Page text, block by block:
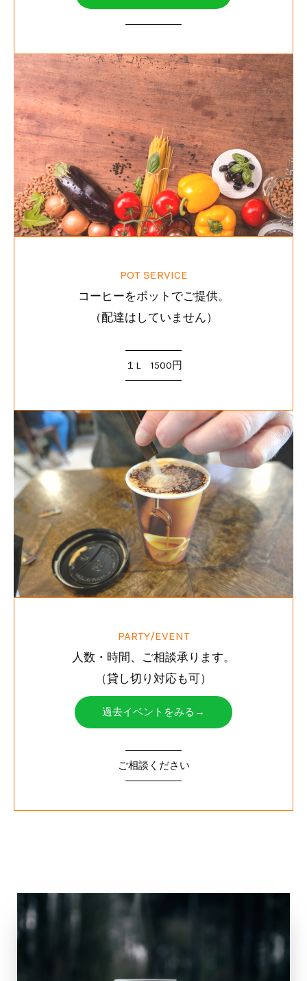
POT SERVICE
コーヒーをポットでご提供。
（配達はしていません）
１L 1500円
PARTY/EVENT
人数・時間、ご相談承ります。
（貸し切り対応も可）
過去イベントをみる→
ご相談ください